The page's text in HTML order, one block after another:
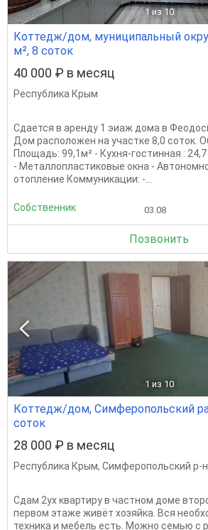
1 из 10
Коттедж/дом, муниципальный
м², 8 соток
40 000 ₽ в месяц
Республика Крым
Сдается в аренду 1 эиаж дома в
Дом расположен на участке 8,0 соток.
Площадь: 99,1м² - Кухня-гостинная :
- Металлопластиковые окна -
отопление Коммуникации: -...
Собственник 03.08
Позвонить
1 из 10
Коттедж/дом, Симферопольский
соток
28 000 ₽ в месяц
Республика Крым, Симферопольский р-н
Сдам 2ух квартиру в частном доме
первом этаже живёт хозяйка. Вся
техника и мебель есть. Можно семью с